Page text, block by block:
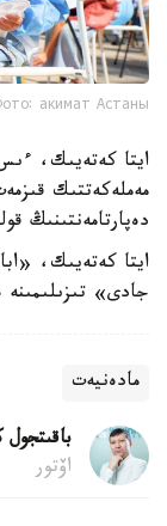
акимат Астаны
ايتا كەتەيىك،
مەملەكەتتىك
دەپارتامەنتىنىڭ
ايتا كەتەيىك،
جادى»
مادەنيەت
اۆتور